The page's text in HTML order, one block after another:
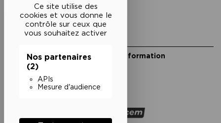
Ce site utilise des
cookies et vous donne le
contrôle sur ceux que
vous souhaitez activer
Nos partenaires
(2)
APIs
Mesure d'audience
Cookies
Restons en lien
Inscrivez-vous à notre lettre d’information
Suivez-nous sur les réseaux